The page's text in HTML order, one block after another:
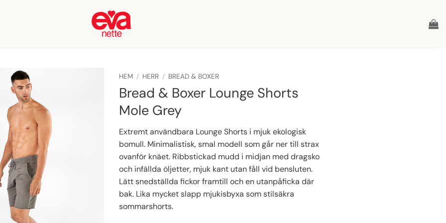
HEM / HERR / BREAD & BOXER
Bread & Boxer Lounge Shorts
Mole Grey
Extremt användbara Lounge Shorts i mjuk ekologisk
bomull. Minimalistisk, smal modell som går ner till strax
ovanför knäet. Ribbstickad mudd i midjan med dragsko
och infällda öljetter, mjuk kant utan fåll vid bensluten.
Lätt snedställda fickor framtill och en utanpåficka där
bak. Lika mycket slapp mjukisbyxa som stilsäkra
sommarshorts.